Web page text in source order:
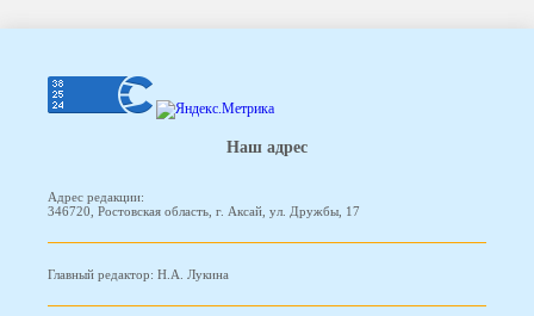
Наш адрес
Адрес редакции:
346720, Ростовская область, г. Аксай, ул. Дружбы, 17
Главный редактор: Н.А. Лукина